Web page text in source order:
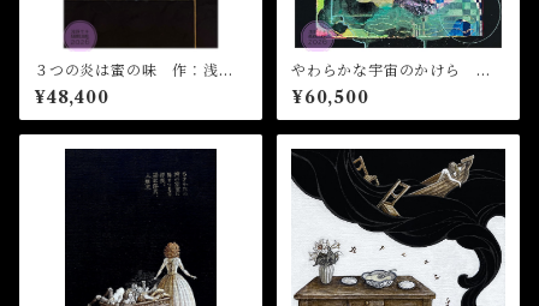
３つの炎は蜜の味 作：浅野
サキ
¥48,400
やわらかな宇宙のかけら
作：浅野サキ
¥60,500